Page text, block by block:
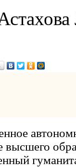
высшего